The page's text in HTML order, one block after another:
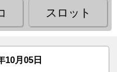
スロット
10月05日